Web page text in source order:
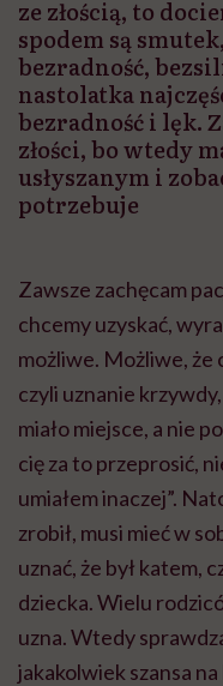
ze złością, to
spodem są
bezradność,
nastolatka
bezradność i lęk.
złości, bo wtedy
usłyszanym i
potrzebuje
Zawsze zachęcam
chcemy uzyskać,
możliwe. Możliwe, że
czyli uznanie
miało miejsce, a nie
cię za to przeprosić,
umiałem inaczej”.
zrobił, musi mieć w
uznać, że był katem,
dziecka. Wielu
uzna. Wtedy
jakakolwiek szansa